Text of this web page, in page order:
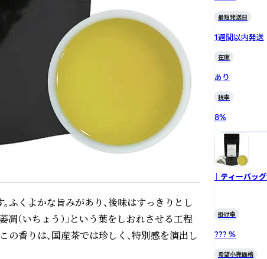
ふくよかな旨みがあり、後味はすっきりとし
（いちょう）」という葉をしおれさせる工程
香りは、国産茶では珍しく、特別感を演出し
最短発送日
1週間以内発送
在庫
あり
税率
8%
｜ ティーバッ
掛け率
??? %
希望小売価格